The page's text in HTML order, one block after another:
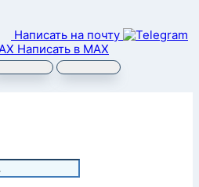
Написать на почту
Написать в MAX